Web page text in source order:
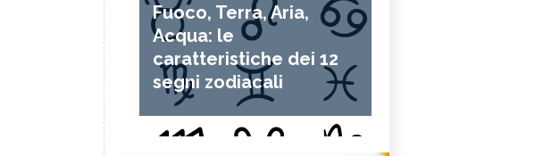
Fuoco, Terra, Aria,
Acqua: le
caratteristiche dei 12
segni zodiacali